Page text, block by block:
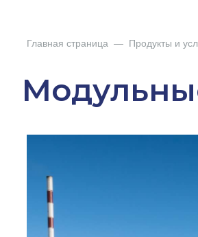
Главная страница — Продукты и